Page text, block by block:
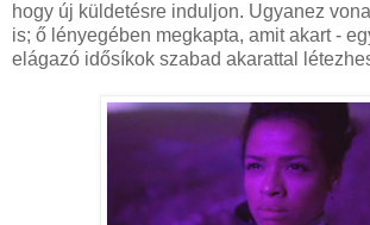
hogy új küldetésre induljon. Ugyanez
is; ő lényegében megkapta, amit akart -
elágazó idősíkok szabad akarattal